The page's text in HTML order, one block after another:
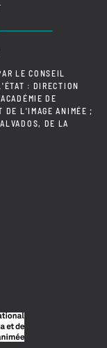
LE CONSEIL
: DIRECTION
DE
DE L'IMAGE ANIMÉE ;
DE LA